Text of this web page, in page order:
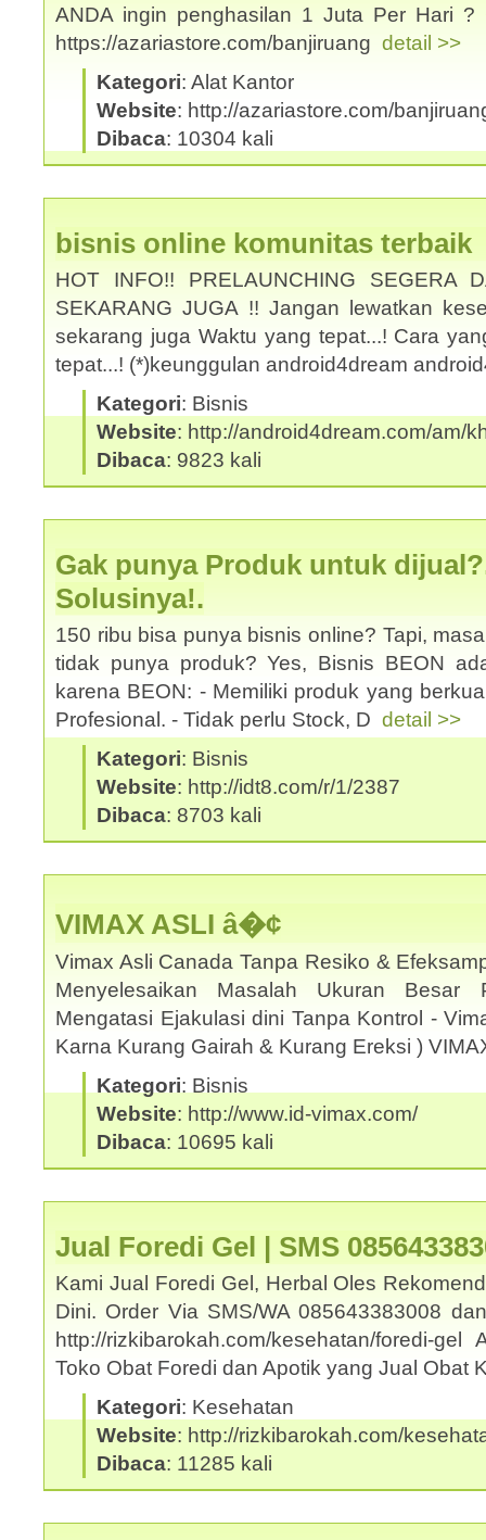
ANDA ingin penghasilan 1 Juta Per Hari ?
https://azariastore.com/banjiruang detail >>
Kategori: Alat Kantor
Website: http://azariastore.com/
Dibaca: 10304 kali
bisnis online komunitas terbaik
HOT INFO!! PRELAUNCHING SEGERA
SEKARANG JUGA !! Jangan lewatkan
sekarang juga Waktu yang tepat...! Cara
tepat...! (*)keunggulan android4dream
Kategori: Bisnis
Website: http://android4dream.com/am/
Dibaca: 9823 kali
Gak punya Produk untuk
Solusinya!.
150 ribu bisa punya bisnis online? Tapi,
tidak punya produk? Yes, Bisnis BEON
karena BEON: - Memiliki produk yang
Profesional. - Tidak perlu Stock, D detail >>
Kategori: Bisnis
Website: http://idt8.com/r/1/2387
Dibaca: 8703 kali
VIMAX ASLI â�¢
Vimax Asli Canada Tanpa Resiko &
Menyelesaikan Masalah Ukuran
Mengatasi Ejakulasi dini Tanpa Kontrol -
Karna Kurang Gairah & Kurang Ereksi )
Kategori: Bisnis
Website: http://www.id-vimax.com/
Dibaca: 10695 kali
Jual Foredi Gel | SMS
Kami Jual Foredi Gel, Herbal Oles
Dini. Order Via SMS/WA 085643383008
http://rizkibarokah.com/kesehatan/foredi-
Toko Obat Foredi dan Apotik yang Jual Obat
Kategori: Kesehatan
Website: http://rizkibarokah.com/
Dibaca: 11285 kali